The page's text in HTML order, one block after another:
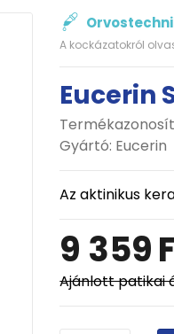
A kockázatokról
Eucerin
Gyártó: Eucerin
Az aktinikus
9 359
Ajánlott patikai